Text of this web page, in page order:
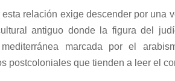
relación exige descender por una
antiguo donde la figura del
mediterránea marcada por el
postcoloniales que tienden a leer el